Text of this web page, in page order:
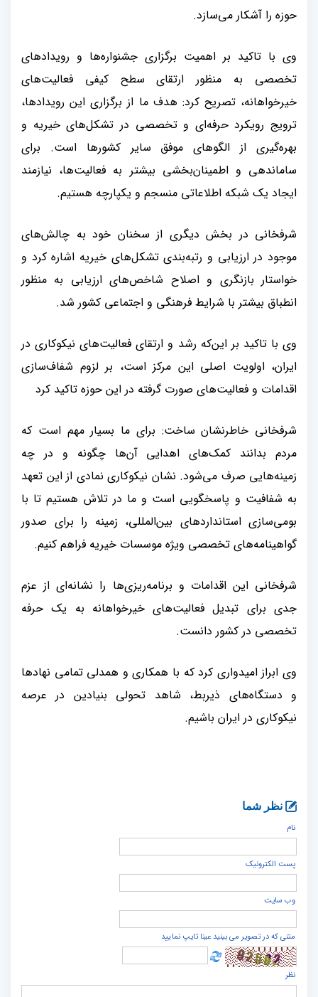
حوزه را آشکار می‌سازد.
وی با تاکید بر اهمیت برگزاری جشنواره‌ها و رویدادهای
تخصصی به منظور ارتقای سطح کیفی فعالیت‌های
خیرخواهانه، تصریح کرد: هدف ما از برگزاری این رویدادها،
ترویج رویکرد حرفه‌ای و تخصصی در تشکل‌های خیریه و
بهره‌گیری از الگوهای موفق سایر کشورها است. برای
ساماندهی و اطمینان‌بخشی بیشتر به فعالیت‌ها، نیازمند
ایجاد یک شبکه اطلاعاتی منسجم و یکپارچه هستیم.
شرفخانی در بخش دیگری از سخنان خود به چالش‌های
موجود در ارزیابی و رتبه‌بندی تشکل‌های خیریه اشاره کرد و
خواستار بازنگری و اصلاح شاخص‌های ارزیابی به منظور
انطباق بیشتر با شرایط فرهنگی و اجتماعی کشور شد.
وی با تاکید بر این‌که رشد و ارتقای فعالیت‌های نیکوکاری در
ایران، اولویت اصلی این مرکز است، بر لزوم شفاف‌سازی
اقدامات و فعالیت‌های صورت گرفته در این حوزه تاکید کرد
شرفخانی خاطرنشان ساخت: برای ما بسیار مهم است که
مردم بدانند کمک‌های اهدایی آن‌ها چگونه و در چه
زمینه‌هایی صرف می‌شود. نشان نیکوکاری نمادی از این تعهد
به شفافیت و پاسخگویی است و ما در تلاش هستیم تا با
بومی‌سازی استانداردهای بین‌المللی، زمینه را برای صدور
گواهینامه‌های تخصصی ویژه موسسات خیریه فراهم کنیم.
شرفخانی این اقدامات و برنامه‌ریزی‌ها را نشانه‌ای از عزم
جدی برای تبدیل فعالیت‌های خیرخواهانه به یک حرفه
تخصصی در کشور دانست.
وی ابراز امیدواری کرد که با همکاری و همدلی تمامی نهادها
و دستگاه‌های ذیربط، شاهد تحولی بنیادین در عرصه
نیکوکاری در ایران باشیم.
نظر شما
نام
پست الكترونيک
وب سایت
متنی که در تصویر می بینید عینا تایپ نمایید
نظر